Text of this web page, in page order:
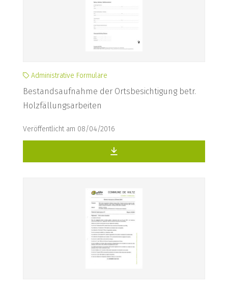
Administrative Formulare
Bestandsaufnahme der Ortsbesichtigung betr.
Holzfällungsarbeiten
Veröffentlicht am 08/04/2016